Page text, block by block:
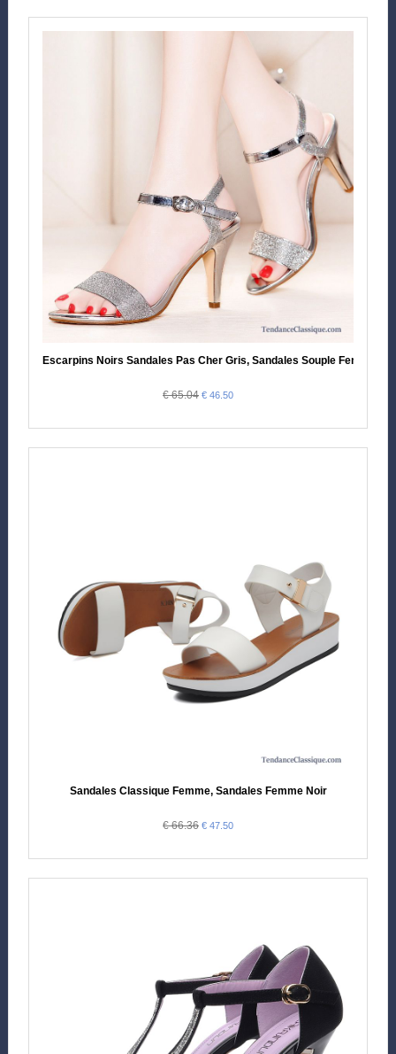
Escarpins Noirs Sandales Pas Cher Gris, Sandales Souple Femme
€ 65.04 € 46.50
Sandales Classique Femme, Sandales Femme Noir
€ 66.36 € 47.50